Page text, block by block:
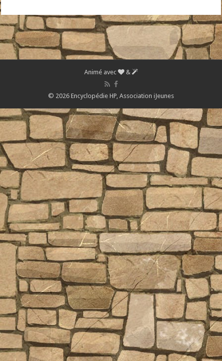
Animé avec &
© 2026 Encyclopédie HP, Association iJeunes